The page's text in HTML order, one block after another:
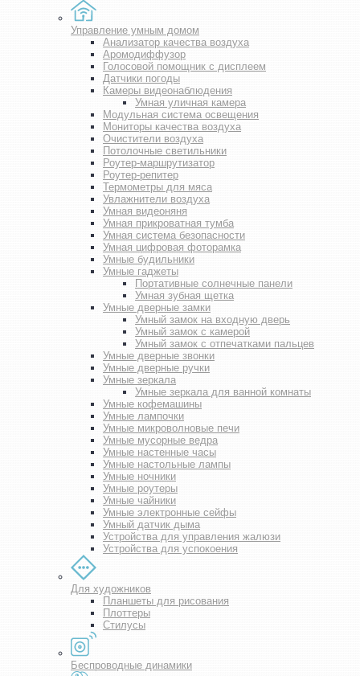
Управление умным домом
Анализатор качества воздуха
Аромодиффузор
Голосовой помощник с дисплеем
Датчики погоды
Камеры видеонаблюдения
Умная уличная камера
Модульная система освещения
Мониторы качества воздуха
Очистители воздуха
Потолочные светильники
Роутер-маршрутизатор
Роутер-репитер
Термометры для мяса
Увлажнители воздуха
Умная видеоняня
Умная прикроватная тумба
Умная система безопасности
Умная цифровая фоторамка
Умные будильники
Умные гаджеты
Портативные солнечные панели
Умная зубная щетка
Умные дверные замки
Умный замок на входную дверь
Умный замок с камерой
Умный замок с отпечатками пальцев
Умные дверные звонки
Умные дверные ручки
Умные зеркала
Умные зеркала для ванной комнаты
Умные кофемашины
Умные лампочки
Умные микроволновые печи
Умные мусорные ведра
Умные настенные часы
Умные настольные лампы
Умные ночники
Умные роутеры
Умные чайники
Умные электронные сейфы
Умный датчик дыма
Устройства для управления жалюзи
Устройства для успокоения
Для художников
Планшеты для рисования
Плоттеры
Стилусы
Беспроводные динамики